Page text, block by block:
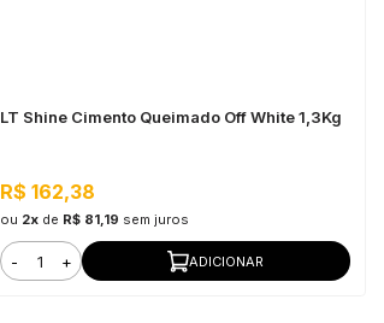
LT Shine Cimento Queimado Off White 1,3Kg
R$ 162,38
ou 2xde R$ 81,19 sem juros
- + ADICIONAR